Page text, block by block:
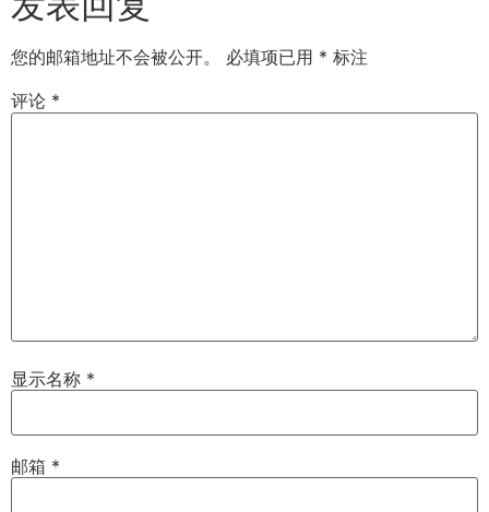
您的邮箱地址不会被公开。 必填项已用 * 标注
评论 *
显示名称 *
邮箱 *